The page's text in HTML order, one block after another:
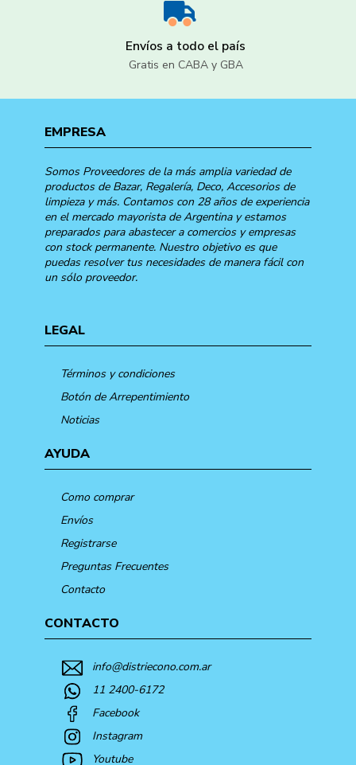
Envíos a todo el país
Gratis en CABA y GBA
EMPRESA
Somos Proveedores de la más amplia variedad de
productos de Bazar, Regalería, Deco, Accesorios de
limpieza y más. Contamos con 28 años de experiencia
en el mercado mayorista de Argentina y estamos
preparados para abastecer a comercios y empresas
con stock permanente. Nuestro objetivo es que
puedas resolver tus necesidades de manera fácil con
un sólo proveedor.
LEGAL
Términos y condiciones
Botón de Arrepentimiento
Noticias
AYUDA
Como comprar
Envíos
Registrarse
Preguntas Frecuentes
Contacto
CONTACTO
info@distriecono.com.ar
11 2400-6172
Facebook
Instagram
Youtube